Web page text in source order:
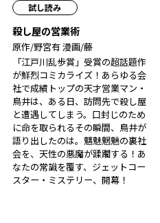
試し読み
殺し屋の営業術
原作/野宮有 漫画/藤
「江戸川乱歩賞」受賞の超話題作
が鮮烈コミカライズ！あらゆる会
社で成績トップの天才営業マン・
鳥井は、ある日、訪問先で殺し屋
と遭遇してしまう。口封じのため
に命を取られるその瞬間、鳥井が
語り出したのは――。魑魅魍魎の裏社
会を、天性の悪魔が蹂躙する！あ
なたの常識を覆す、ジェットコー
スター・ミステリー、開幕！